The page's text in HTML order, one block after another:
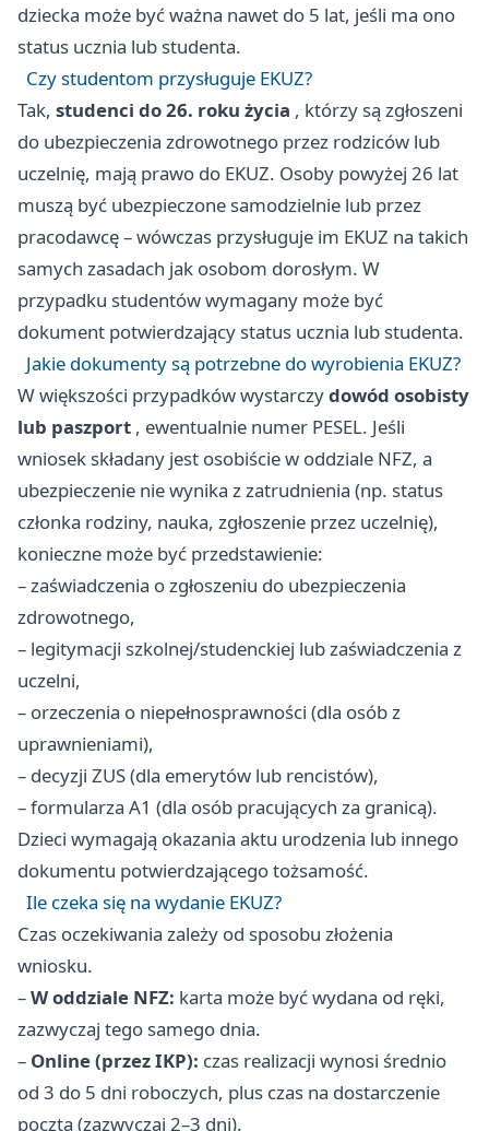
dziecka może być ważna nawet do 5 lat, jeśli ma ono
status ucznia lub studenta.
Czy studentom przysługuje EKUZ?
Tak, studenci do 26. roku życia , którzy są zgłoszeni
do ubezpieczenia zdrowotnego przez rodziców lub
uczelnię, mają prawo do EKUZ. Osoby powyżej 26 lat
muszą być ubezpieczone samodzielnie lub przez
pracodawcę – wówczas przysługuje im EKUZ na takich
samych zasadach jak osobom dorosłym. W
przypadku studentów wymagany może być
dokument potwierdzający status ucznia lub studenta.
Jakie dokumenty są potrzebne do wyrobienia EKUZ?
W większości przypadków wystarczydowód osobisty
lub paszport , ewentualnie numer PESEL. Jeśli
wniosek składany jest osobiście w oddziale NFZ, a
ubezpieczenie nie wynika z zatrudnienia (np. status
członka rodziny, nauka, zgłoszenie przez uczelnię),
konieczne może być przedstawienie:
– zaświadczenia o zgłoszeniu do ubezpieczenia
zdrowotnego,
– legitymacji szkolnej/studenckiej lub zaświadczenia z
uczelni,
– orzeczenia o niepełnosprawności (dla osób z
uprawnieniami),
– decyzji ZUS (dla emerytów lub rencistów),
– formularza A1 (dla osób pracujących za granicą).
Dzieci wymagają okazania aktu urodzenia lub innego
dokumentu potwierdzającego tożsamość.
Ile czeka się na wydanie EKUZ?
Czas oczekiwania zależy od sposobu złożenia
wniosku.
–W oddziale NFZ: karta może być wydana od ręki,
zazwyczaj tego samego dnia.
– Online (przez IKP): czas realizacji wynosi średnio
od 3 do 5 dni roboczych, plus czas na dostarczenie
pocztą (zazwyczaj 2–3 dni).